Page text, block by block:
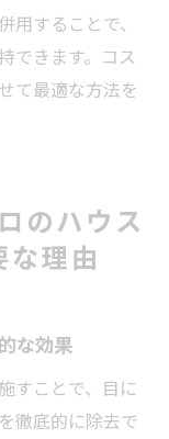
することで、
できます。コス
て最適な方法を
のハウス
な理由
な効果
すことで、目に
徹底的に除去で